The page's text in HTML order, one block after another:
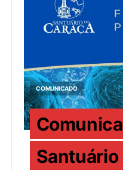
COMUNICADO
Santuário